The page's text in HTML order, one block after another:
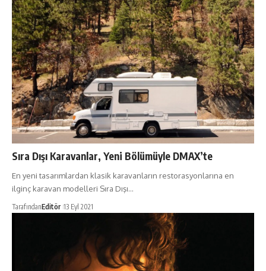
Sıra Dışı Karavanlar, Yeni Bölümüyle DMAX’te
En yeni tasarımlardan klasik karavanların restorasyonlarına en
ilginç karavan modelleri Sıra Dışı…
TarafındanEditör 13 Eyl 2021